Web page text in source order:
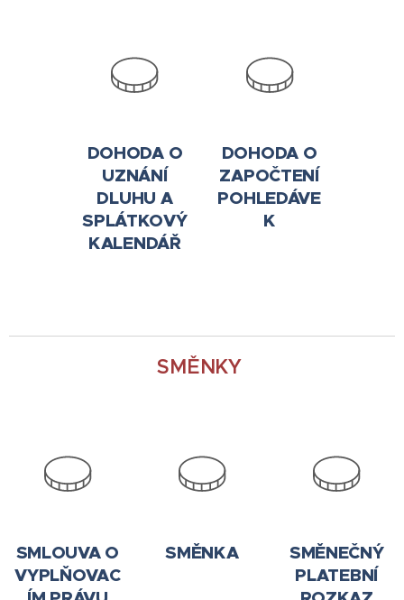
DOHODA O
UZNÁNÍ
DLUHU A
SPLÁTKOVÝ
KALENDÁŘ
DOHODA O
ZAPOČTENÍ
POHLEDÁVE
K
SMĚNKY
SMLOUVA O
VYPLŇOVAC
SMĚNKA
SMĚNEČNÝ
PLATEBNÍ